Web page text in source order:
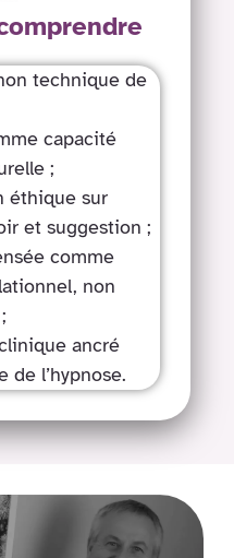
technique de
capacité
;
éthique sur
et suggestion ;
comme
non
ancré
de l’hypnose.